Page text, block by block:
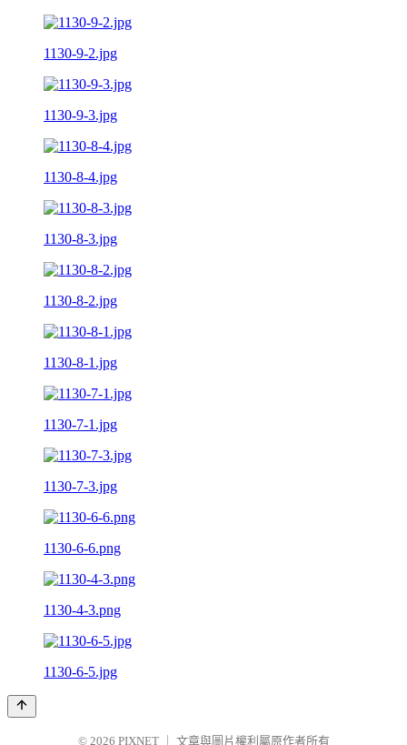
1130-9-2.jpg
1130-9-3.jpg
1130-8-4.jpg
1130-8-3.jpg
1130-8-2.jpg
1130-8-1.jpg
1130-7-1.jpg
1130-7-3.jpg
1130-6-6.png
1130-4-3.png
1130-6-5.jpg
© 2026 PIXNET 文章與圖片權利屬原作者所有